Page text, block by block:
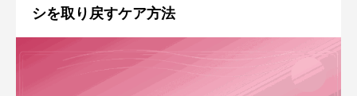
め、暑い夏でもストレスフリ
シを取り戻すケア方法